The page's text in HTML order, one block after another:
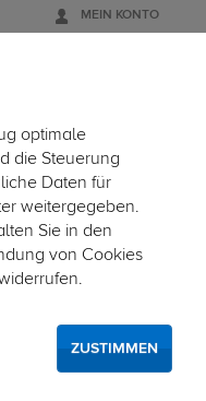
MEIN KONTO
optimale
die Steuerung
Daten für
weitergegeben.
Sie in den
von Cookies
ZUSTIMMEN